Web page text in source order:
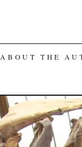
ABOUT THE